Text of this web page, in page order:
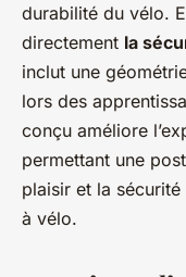
durabilité du vélo.
directement la
inclut une
lors des
conçu améliore
permettant une
plaisir et la sécurité
à vélo.